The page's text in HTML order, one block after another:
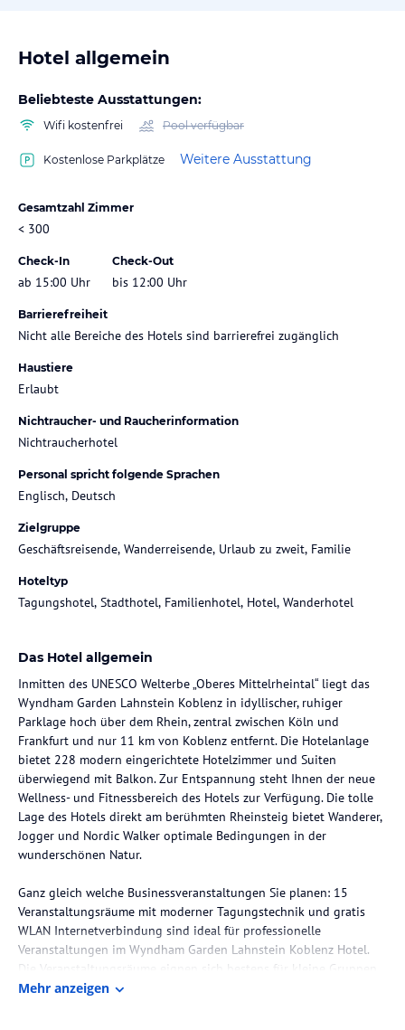
Hotel allgemein
Beliebteste Ausstattungen:
Wifi kostenfrei Pool verfügbar
Kostenlose Parkplätze Weitere Ausstattung
Gesamtzahl Zimmer
< 300
Check-In
ab 15:00 Uhr
Check-Out
bis 12:00 Uhr
Barrierefreiheit
Nicht alle Bereiche des Hotels sind barrierefrei zugänglich
Haustiere
Erlaubt
Nichtraucher- und Raucherinformation
Nichtraucherhotel
Personal spricht folgende Sprachen
Englisch, Deutsch
Zielgruppe
Geschäftsreisende, Wanderreisende, Urlaub zu zweit, Familie
Hoteltyp
Tagungshotel, Stadthotel, Familienhotel, Hotel, Wanderhotel
Das Hotel allgemein
Inmitten des UNESCO Welterbe „Oberes Mittelrheintal“ liegt das
Wyndham Garden Lahnstein Koblenz in idyllischer, ruhiger
Parklage hoch über dem Rhein, zentral zwischen Köln und
Frankfurt und nur 11 km von Koblenz entfernt. Die Hotelanlage
bietet 228 modern eingerichtete Hotelzimmer und Suiten
überwiegend mit Balkon. Zur Entspannung steht Ihnen der neue
Wellness- und Fitnessbereich des Hotels zur Verfügung. Die tolle
Lage des Hotels direkt am berühmten Rheinsteig bietet Wanderer,
Jogger und Nordic Walker optimale Bedingungen in der
wunderschönen Natur.
Ganz gleich welche Businessveranstaltungen Sie planen: 15
Veranstaltungsräume mit moderner Tagungstechnik und gratis
WLAN Internetverbindung sind ideal für professionelle
Veranstaltungen im Wyndham Garden Lahnstein Koblenz Hotel.
Die Veranstaltungsräume eignen sich bestens für kleine Gruppen
von 3 Personen bis große Tagungen und Events von 500
Mehr anzeigen